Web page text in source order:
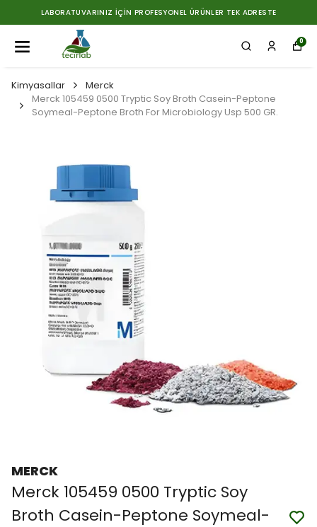
LABORATUVARINIZ İÇIN PROFESYONEL ÜRÜNLER TEK ADRESTE
0
Kimyasallar
Merck
Merck 105459 0500 Tryptic Soy Broth Casein-Peptone
Soymeal-Peptone Broth For Microbiology Usp 500 GR.
MERCK
Merck 105459 0500 Tryptic Soy
Broth Casein-Peptone Soymeal-